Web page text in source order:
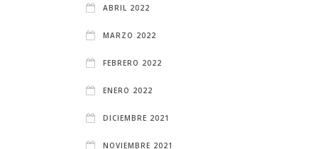
ABRIL 2022
MARZO 2022
FEBRERO 2022
ENERO 2022
DICIEMBRE 2021
NOVIEMBRE 2021